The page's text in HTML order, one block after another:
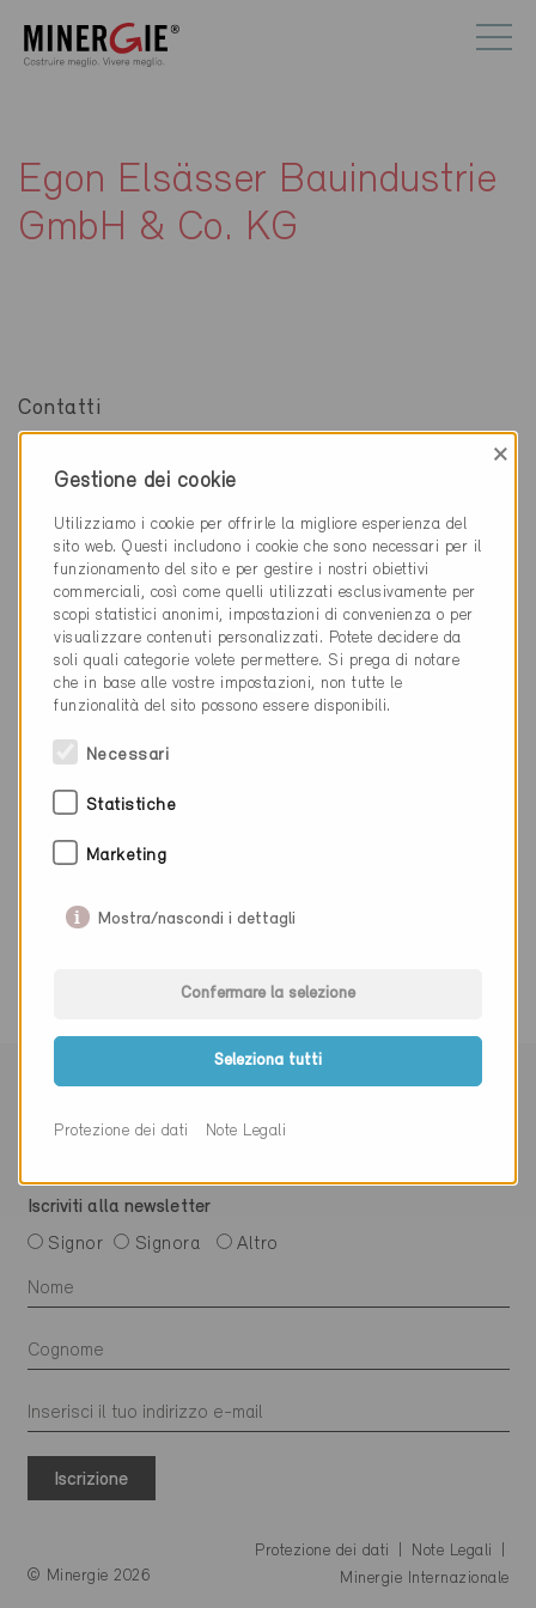
Egon Elsässer Bauindustrie
GmbH & Co. KG
Contatti
Am Schmidtengraben 1
78187 Geisingen
www.elsaesser-beton.de
Realizzazione
Involucro dell'edificio, facciata, tetto
0 Edifici Minergie (0 Certificati)
Iscriviti alla newsletter
Signor
Signora Altro
Iscrizione
© Minergie 2026
Protezione dei dati
Note Legali
Minergie Internazionale
Gestione dei cookie
×
Utilizziamo i cookie per offrirle la migliore esperienza del
sito web. Questi includono i cookie che sono necessari per il
funzionamento del sito e per gestire i nostri obiettivi
commerciali, così come quelli utilizzati esclusivamente per
scopi statistici anonimi, impostazioni di convenienza o per
visualizzare contenuti personalizzati. Potete decidere da
soli quali categorie volete permettere. Si prega di notare
che in base alle vostre impostazioni, non tutte le
funzionalità del sito possono essere disponibili.
Necessari
Statistiche
Marketing
Mostra/nascondi i dettagli
Confermare la selezione
Seleziona tutti
Protezione dei dati Note Legali